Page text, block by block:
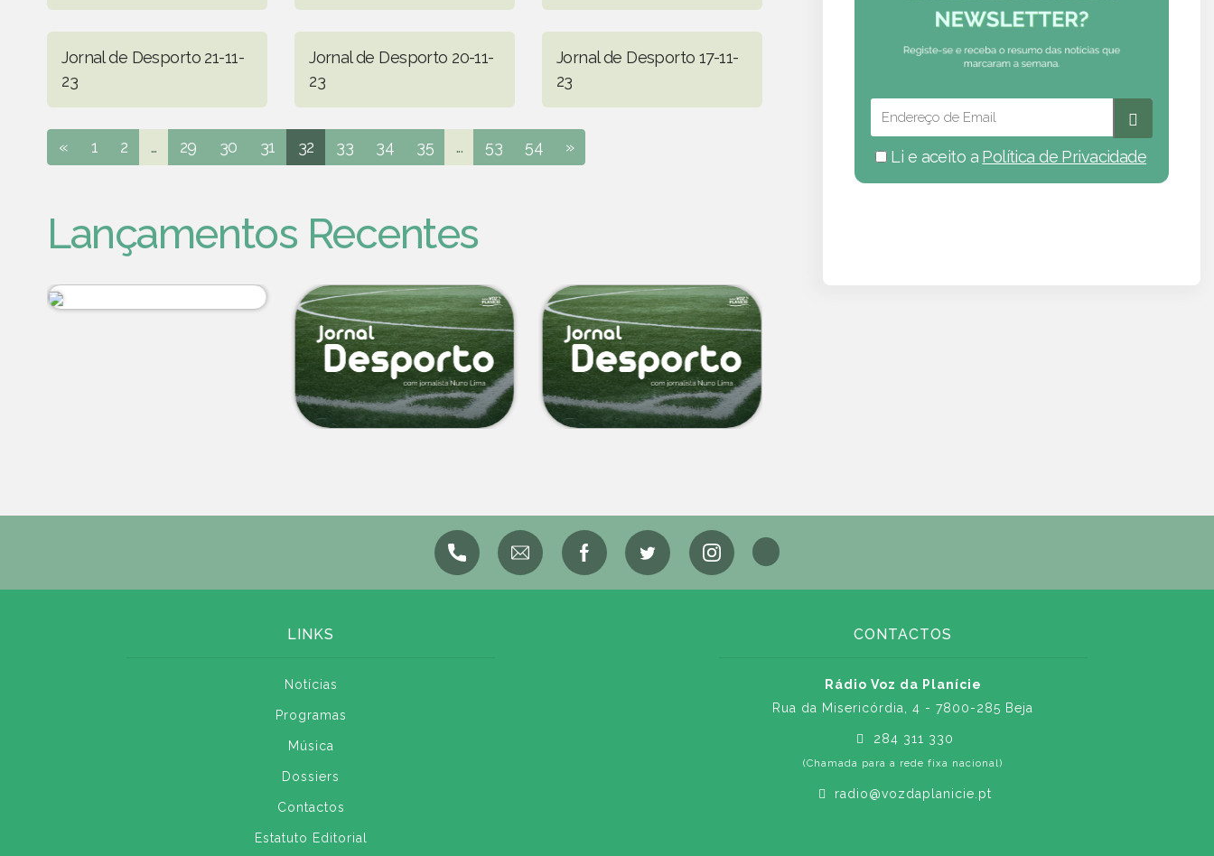
Jornal de Desporto 21-11-
23
Jornal de Desporto 20-11-
23
Jornal de Desporto 17-11-
23
« 1 2 ... 29 30 31 32 33 34 35 ... 53 54 »
Lançamentos Recentes
Li e aceito a Política de Privacidade
LINKS
Notícias
Programas
Música
Dossiers
Contactos
Estatuto Editorial
CONTACTOS
Rádio Voz da Planície
Rua da Misericórdia, 4 - 7800-285 Beja
284 311 330
(Chamada para a rede fixa nacional)
radio@vozdaplanicie.pt